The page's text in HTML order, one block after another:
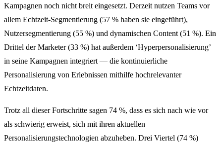
Kampagnen noch nicht breit eingesetzt. Derzeit nutzen Teams vor
allem Echtzeit-Segmentierung (57 % haben sie eingeführt),
Nutzersegmentierung (55 %) und dynamischen Content (51 %). Ein
Drittel der Marketer (33 %) hat außerdem ‘Hyperpersonalisierung’
in seine Kampagnen integriert — die kontinuierliche
Personalisierung von Erlebnissen mithilfe hochrelevanter
Echtzeitdaten.
Trotz all dieser Fortschritte sagen 74 %, dass es sich nach wie vor
als schwierig erweist, sich mit ihren aktuellen
Personalisierungstechnologien abzuheben. Drei Viertel (74 %)